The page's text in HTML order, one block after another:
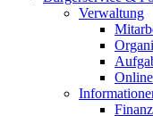
Verwaltung